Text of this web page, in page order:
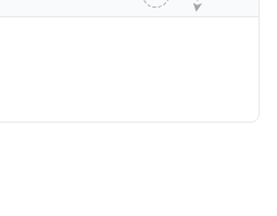
万笔交易中，全款交易占了
曼哈顿，2025年1月至6月期
产交易中，90%都是全款交易